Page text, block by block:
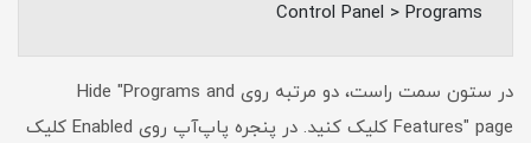
Control Panel > Programs
در ستون سمت راست، دو‌ مرتبه روی Hide "Programs and
Features" page کلیک کنید. در پنجره پاپ‌آپ روی Enabled کلیک